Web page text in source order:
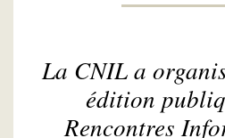
La CNIL a
édition
Rencontres